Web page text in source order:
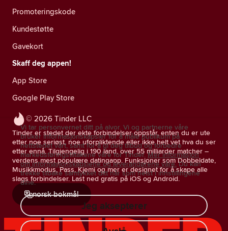
© 2026 Tinder LLC
Tinder er stedet der ekte forbindelser oppstår, enten du er ute
etter noe seriøst, noe uforpliktende eller ikke helt vet hva du ser
etter ennå. Tilgjengelig i 190 land, over 55 milliarder matcher –
verdens mest populære datingapp. Funksjoner som Dobbeldate,
Musikkmodus, Pass, Kjemi og mer er designet for å skape alle
slags forbindelser. Last ned gratis på iOS og Android.
norsk bokmål
Promoteringskode
Kundestøtte
Gavekort
Skaff deg appen!
App Store
Google Play Store
Vi tar personvernet ditt på alvor. Vi og partnerne våre
bruker informasjonskapsler for å måle publikum på
nettstedet vårt, samt for å gi deg tilbud og forbedre
markedsføringstiltakene våre for Tinder. Mer informasjon
om informasjonskapslene og leverandørene våre. Du kan
trekke tilbake samtykket ditt når som helst i innstillingene
dine.
Jeg aksepterer